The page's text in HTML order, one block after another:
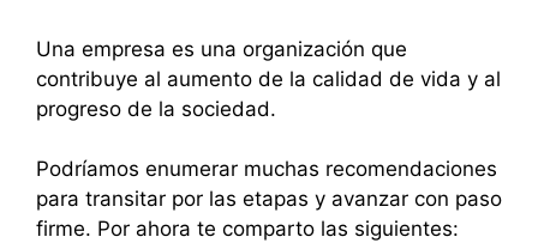
Una empresa es una organización que
contribuye al aumento de la calidad de vida y al
progreso de la sociedad.
Podríamos enumerar muchas recomendaciones
para transitar por las etapas y avanzar con paso
firme. Por ahora te comparto las siguientes: